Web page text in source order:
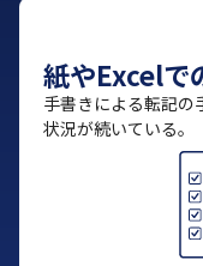
紙やExcelで
手書きによる転記の
状況が続いている。